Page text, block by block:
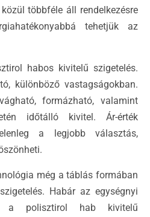
többféle áll rendelkezésre
tehetjük az
habos kivitelű szigetelés.
különböző vastagságokban.
formázható, valamint
időtálló kivitel. Ár-érték
a legjobb választás,
még a táblás formában
Habár az egységnyi
a polisztirol hab kivitelű